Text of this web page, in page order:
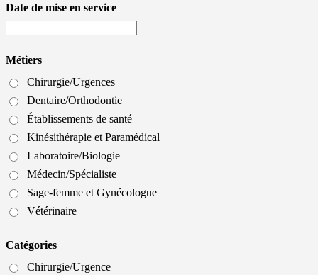
Date de mise en service
Métiers
Chirurgie/Urgences
Dentaire/Orthodontie
Établissements de santé
Kinésithérapie et Paramédical
Laboratoire/Biologie
Médecin/Spécialiste
Sage-femme et Gynécologue
Vétérinaire
Catégories
Chirurgie/Urgence